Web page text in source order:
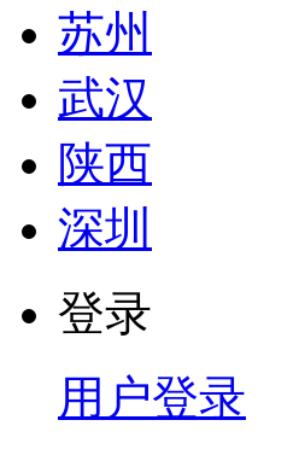
苏州
武汉
陕西
深圳
登录
用户登录